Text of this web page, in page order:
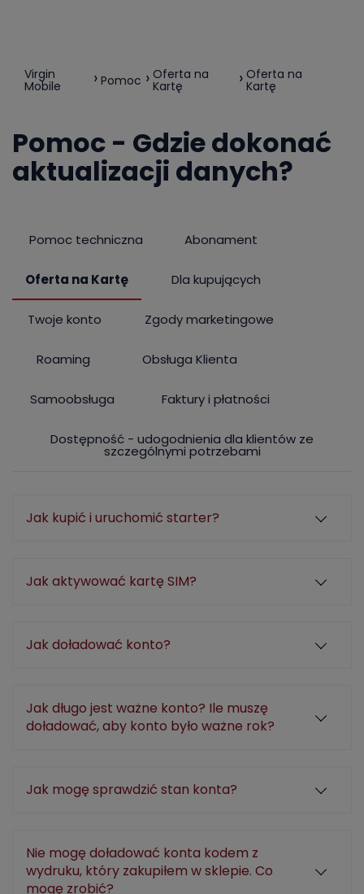
Virgin
Mobile Pomoc Oferta na
Kartę
Oferta na
Kartę
Pomoc - Gdzie dokonać
aktualizacji danych?
Pomoc techniczna Abonament
Oferta na Kartę Dla kupujących
Twoje konto Zgody marketingowe
Roaming Obsługa Klienta
Samoobsługa Faktury i płatności
Dostępność - udogodnienia dla klientów ze
szczególnymi potrzebami
Jak kupić i uruchomić starter?
Jak aktywować kartę SIM?
Jak doładować konto?
Jak długo jest ważne konto? Ile muszę
doładować, aby konto było ważne rok?
Jak mogę sprawdzić stan konta?
Nie mogę doładować konta kodem z
wydruku, który zakupiłem w sklepie. Co
mogę zrobić?